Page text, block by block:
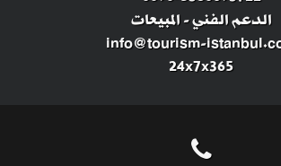
الدعم الفني-المبيعات
info@tourism-
24x7x365